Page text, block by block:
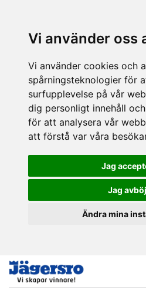
Vi använder oss
Vi använder cookies och
spårningsteknologier för
surfupplevelse på vår
dig personligt innehåll
för att analysera vår
att förstå var våra
Jag
Jag
Ändra mina